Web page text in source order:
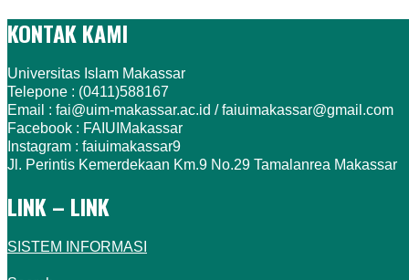
KONTAK KAMI
Universitas Islam Makassar
Telepone : (0411)588167
Email : fai@uim-makassar.ac.id / faiuimakassar@gmail.com
Facebook : FAIUIMakassar
Instagram : faiuimakassar9
Jl. Perintis Kemerdekaan Km.9 No.29 Tamalanrea Makassar
LINK – LINK
SISTEM INFORMASI